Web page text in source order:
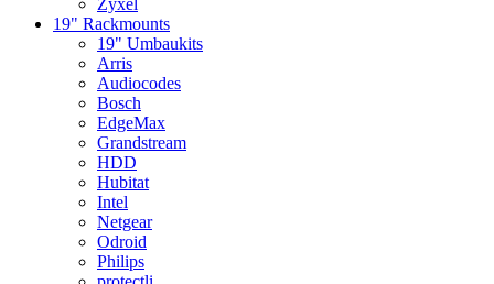
Zyxel
19" Rackmounts
19" Umbaukits
Arris
Audiocodes
Bosch
EdgeMax
Grandstream
HDD
Hubitat
Intel
Netgear
Odroid
Philips